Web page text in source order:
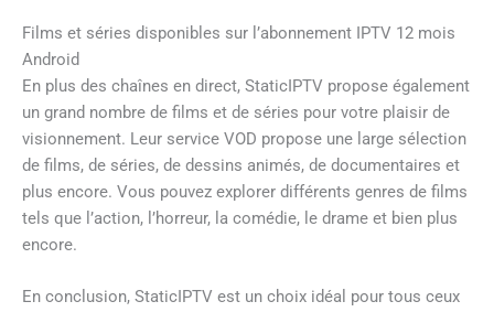
Films et séries disponibles sur l’abonnement IPTV 12 mois
Android
En plus des chaînes en direct, StaticIPTV propose également
un grand nombre de films et de séries pour votre plaisir de
visionnement. Leur service VOD propose une large sélection
de films, de séries, de dessins animés, de documentaires et
plus encore. Vous pouvez explorer différents genres de films
tels que l’action, l’horreur, la comédie, le drame et bien plus
encore.
En conclusion, StaticIPTV est un choix idéal pour tous ceux